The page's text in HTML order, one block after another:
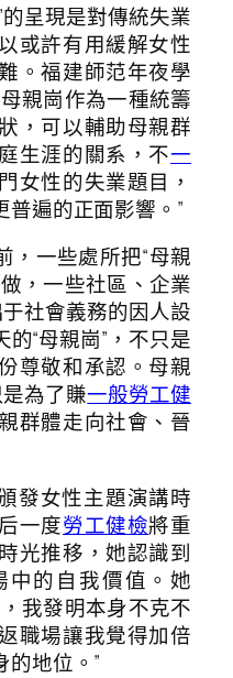
呈現是對傳統失業
或許有用緩解女性
。福建師范年夜學
親崗作為一種統籌
，可以輔助母親群
生涯的關系，不一
女性的失業題目，
遍的正面影響。”
，一些處所把“母親
，一些社區、企業
社會義務的因人設
“母親崗”，不只是
尊敬和承認。母親
為了賺一般勞工健
群體走向社會、晉
發女性主題演講時
一度勞工健檢將重
光推移，她認識到
的自我價值。她
我發明本身不克不
職場讓我覺得加倍
地位。”